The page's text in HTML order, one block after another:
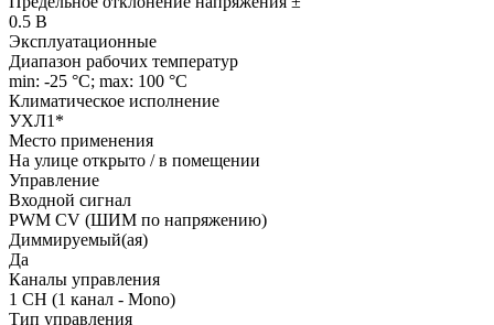
0.5 В
Эксплуатационные
Диапазон рабочих температур
min: -25 °C; max: 100 °C
Климатическое исполнение
УХЛ1*
Место применения
На улице открыто / в помещении
Управление
Входной сигнал
PWM СV (ШИМ по напряжению)
Диммируемый(ая)
Да
Каналы управления
1 CH (1 канал - Mono)
Тип управления